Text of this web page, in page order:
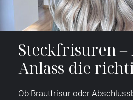
Steckfrisuren
Anlass die
Ob Brautfrisur oder